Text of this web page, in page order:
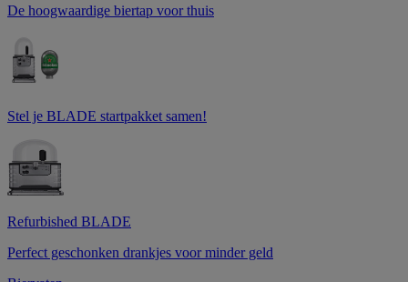
De hoogwaardige biertap voor thuis
Stel je BLADE startpakket samen!
Refurbished BLADE
Perfect geschonken drankjes voor minder geld